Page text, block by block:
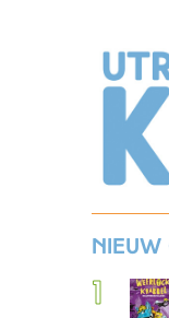
Nieuw